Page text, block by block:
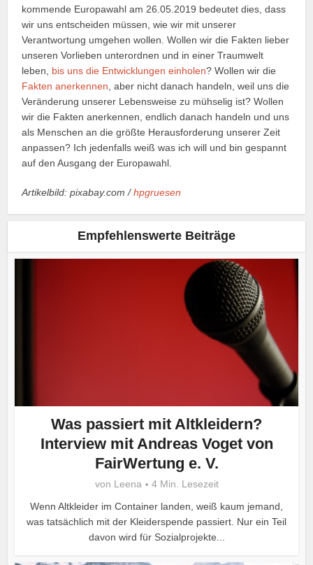
kommende Europawahl am 26.05.2019 bedeutet dies, dass
wir uns entscheiden müssen, wie wir mit unserer
Verantwortung umgehen wollen. Wollen wir die Fakten lieber
unseren Vorlieben unterordnen und in einer Traumwelt
leben, bis uns die Entwicklungen einholen? Wollen wir die
Fakten anerkennen, aber nicht danach handeln, weil uns die
Veränderung unserer Lebensweise zu mühselig ist? Wollen
wir die Fakten anerkennen, endlich danach handeln und uns
als Menschen an die größte Herausforderung unserer Zeit
anpassen? Ich jedenfalls weiß was ich will und bin gespannt
auf den Ausgang der Europawahl.
Artikelbild: pixabay.com /hpgruesen
Empfehlenswerte Beiträge
Was passiert mit Altkleidern?
Interview mit Andreas Voget von
FairWertung e. V.
von Leena
4 Min. Lesezeit
Wenn Altkleider im Container landen, weiß kaum jemand,
was tatsächlich mit der Kleiderspende passiert. Nur ein Teil
davon wird für Sozialprojekte...